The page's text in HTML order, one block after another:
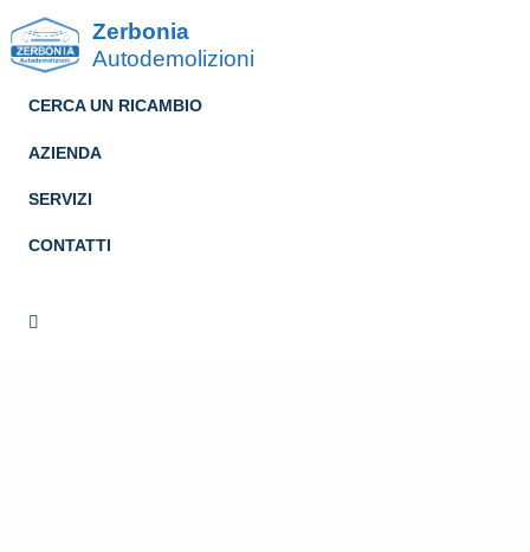
Zerbonia
Autodemolizioni
CERCA UN RICAMBIO
AZIENDA
SERVIZI
CONTATTI